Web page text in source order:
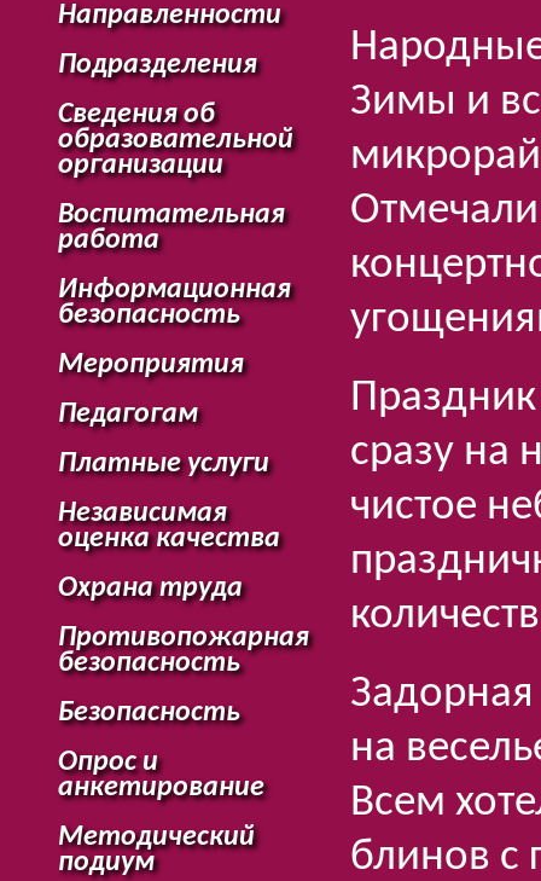
Направленности
Подразделения
Сведения об
образовательной
организации
Воспитательная
работа
Информационная
безопасность
Мероприятия
Педагогам
Платные услуги
Независимая
оценка качества
Охрана труда
Противопожарная
безопасность
Безопасность
Опрос и
анкетирование
Методический
подиум
Зимы и
сразу на
чистое
на
Всем
блинов с